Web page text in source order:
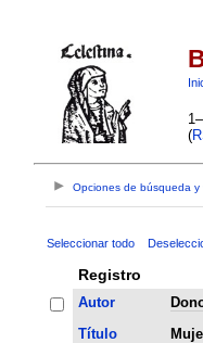
(
Opciones de búsqueda y
Seleccionar todo
Registro
Autor
Título